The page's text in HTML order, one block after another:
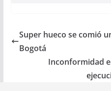
Super hueco se comió
Bogotá
Inconformidad